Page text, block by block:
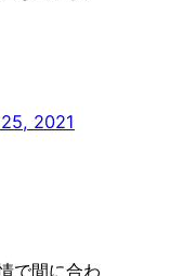
2021
で間に合わ